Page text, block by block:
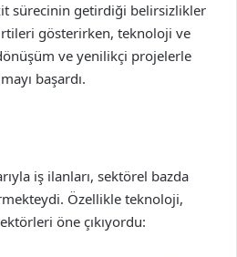
sürecinin getirdiği belirsizlikler
gösterirken, teknoloji ve
ve yenilikçi projelerle
başardı.
iş ilanları, sektörel bazda
Özellikle teknoloji,
öne çıkıyordu: